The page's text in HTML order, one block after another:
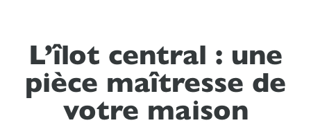
L’îlot central : une
pièce maîtresse de
votre maison